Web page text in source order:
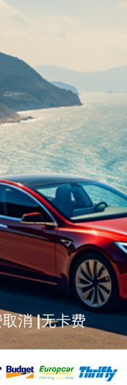
消 |无卡费